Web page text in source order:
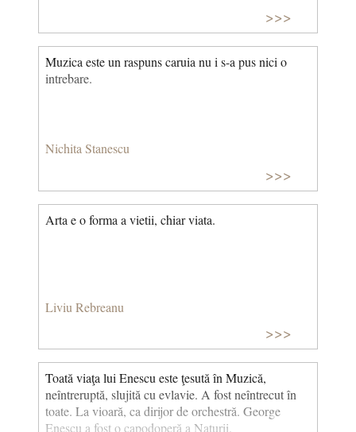
nimic. Cunoașterea (cunoștințele, știința) fără artă nu
înseamnă nimic.
>>>
Muzica este un raspuns caruia nu i s-a pus nici o
intrebare.
Nichita Stanescu
>>>
Arta e o forma a vietii, chiar viata.
Liviu Rebreanu
>>>
Toată viaţa lui Enescu este ţesută în Muzică,
neîntreruptă, slujită cu evlavie. A fost neîntrecut în
toate. La vioară, ca dirijor de orchestră. George
Enescu a fost o capodoperă a Naturii.